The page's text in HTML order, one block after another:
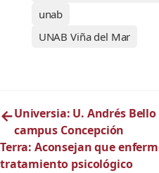
unab
UNAB Viña del Mar
←Universia: U. Andrés
campus Concepción
Terra: Aconsejan que
tratamiento psicológico